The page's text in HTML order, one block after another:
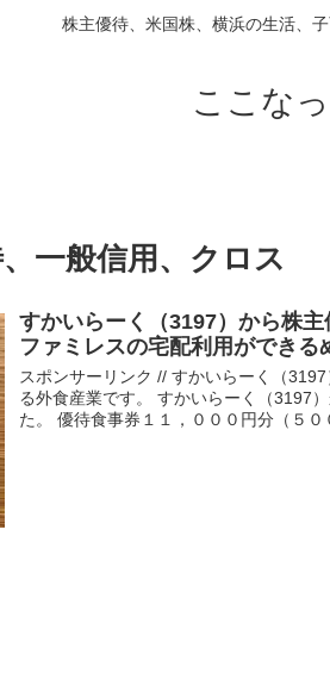
株主優待、米国株、横浜の生活、
ここな
一般信用、クロス
すかいらーく（3197）から株主
ファミレスの宅配利用ができる
スポンサーリンク // すかいらーく（
る外食産業です。 すかいらーく（3197
た。 優待食事券１１，０００円分（５０